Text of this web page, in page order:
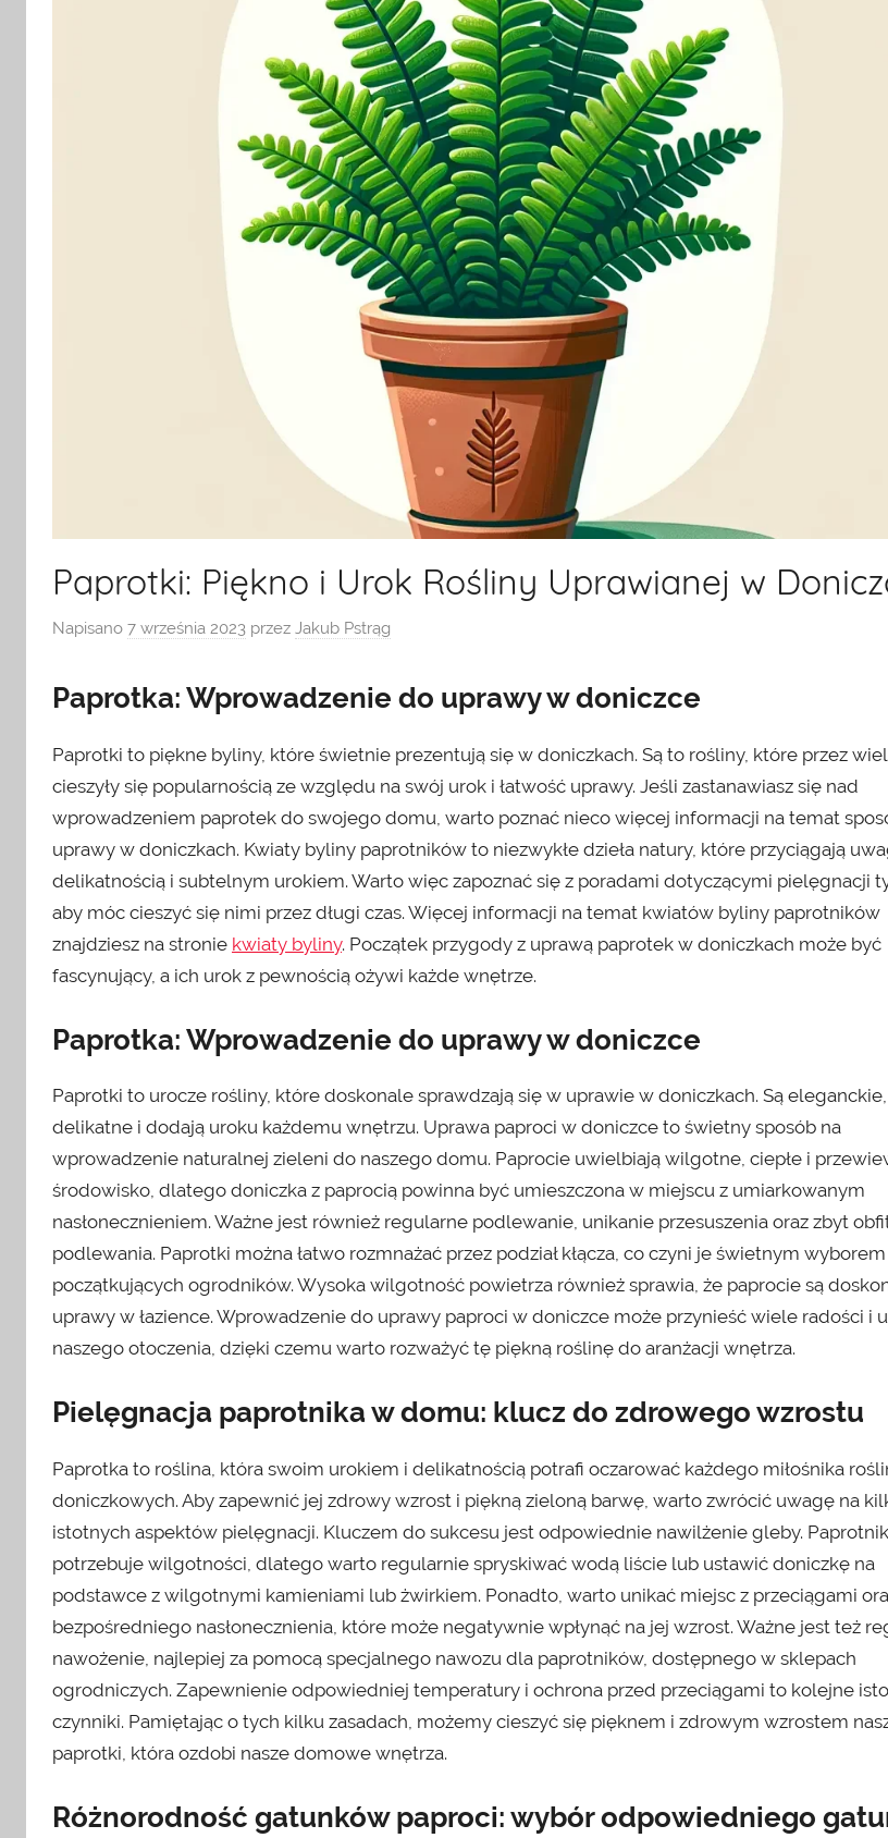
Paprotki: Piękno i Urok Rośliny Uprawianej w
Napisano 7 września 2023 przez Jakub Pstrąg
Paprotka: Wprowadzenie do uprawy w doniczce
Paprotki to piękne byliny, które świetnie prezentują się w doniczkach. Są to rośliny, które przez
cieszyły się popularnością ze względu na swój urok i łatwość uprawy. Jeśli zastanawiasz się nad
wprowadzeniem paprotek do swojego domu, warto poznać nieco więcej informacji na temat
uprawy w doniczkach. Kwiaty byliny paprotników to niezwykłe dzieła natury, które przyciągają
delikatnością i subtelnym urokiem. Warto więc zapoznać się z poradami dotyczącymi pielęgnacji
aby móc cieszyć się nimi przez długi czas. Więcej informacji na temat kwiatów byliny paprotników
znajdziesz na stronie kwiaty byliny. Początek przygody z uprawą paprotek w doniczkach może być
fascynujący, a ich urok z pewnością ożywi każde wnętrze.
Paprotka: Wprowadzenie do uprawy w doniczce
Paprotki to urocze rośliny, które doskonale sprawdzają się w uprawie w doniczkach. Są eleganckie,
delikatne i dodają uroku każdemu wnętrzu. Uprawa paproci w doniczce to świetny sposób na
wprowadzenie naturalnej zieleni do naszego domu. Paprocie uwielbiają wilgotne, ciepłe i
środowisko, dlatego doniczka z paprocią powinna być umieszczona w miejscu z umiarkowanym
nasłonecznieniem. Ważne jest również regularne podlewanie, unikanie przesuszenia oraz zbyt
podlewania. Paprotki można łatwo rozmnażać przez podział kłącza, co czyni je świetnym
początkujących ogrodników. Wysoka wilgotność powietrza również sprawia, że paprocie są
uprawy w łazience. Wprowadzenie do uprawy paproci w doniczce może przynieść wiele radości i
naszego otoczenia, dzięki czemu warto rozważyć tę piękną roślinę do aranżacji wnętrza.
Pielęgnacja paprotnika w domu: klucz do zdrowego wzrostu
Paprotka to roślina, która swoim urokiem i delikatnością potrafi oczarować każdego miłośnika
doniczkowych. Aby zapewnić jej zdrowy wzrost i piękną zieloną barwę, warto zwrócić uwagę na
istotnych aspektów pielęgnacji. Kluczem do sukcesu jest odpowiednie nawilżenie gleby.
potrzebuje wilgotności, dlatego warto regularnie spryskiwać wodą liście lub ustawić doniczkę na
podstawce z wilgotnymi kamieniami lub żwirkiem. Ponadto, warto unikać miejsc z przeciągami
bezpośredniego nasłonecznienia, które może negatywnie wpłynąć na jej wzrost. Ważne jest też
nawożenie, najlepiej za pomocą specjalnego nawozu dla paprotników, dostępnego w sklepach
ogrodniczych. Zapewnienie odpowiedniej temperatury i ochrona przed przeciągami to kolejne
czynniki. Pamiętając o tych kilku zasadach, możemy cieszyć się pięknem i zdrowym wzrostem
paprotki, która ozdobi nasze domowe wnętrza.
Różnorodność gatunków paproci: wybór odpowiedniego